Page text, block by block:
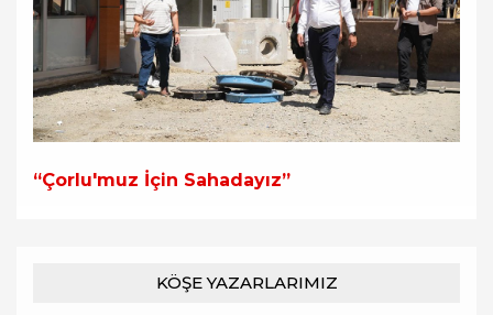
“Çorlu'muz İçin Sahadayız”
KÖŞE YAZARLARIMIZ